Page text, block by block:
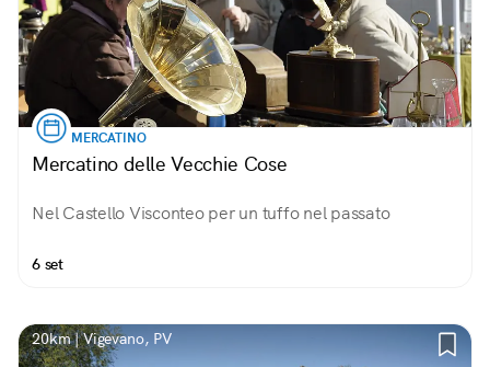
MERCATINO
Mercatino delle Vecchie Cose
Nel Castello Visconteo per un tuffo nel passato
6 set
20km | Vigevano, PV